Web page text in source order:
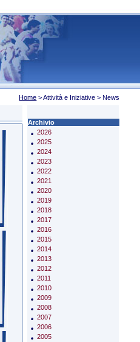
Home > Attività e Iniziative >News
Archivio
2026
2025
2024
2023
2022
2021
2020
2019
2018
2017
2016
2015
2014
2013
2012
2011
2010
2009
2008
2007
2006
2005